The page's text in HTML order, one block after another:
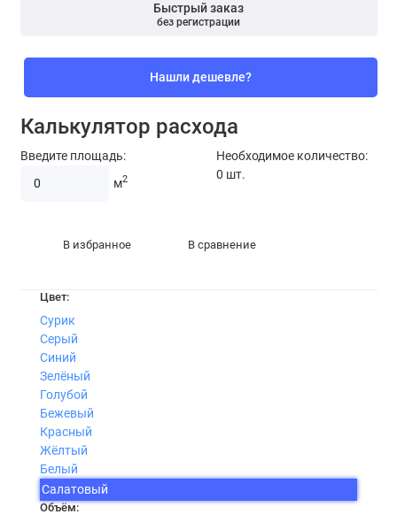
Быстрый заказ
без регистрации
Нашли дешевле?
Калькулятор расхода
Введите площадь:
м2
Необходимое количество:
0 шт.
В избранное В сравнение
Цвет:
Сурик
Серый
Синий
Зелёный
Голубой
Бежевый
Красный
Жёлтый
Белый
Салатовый
Объём: